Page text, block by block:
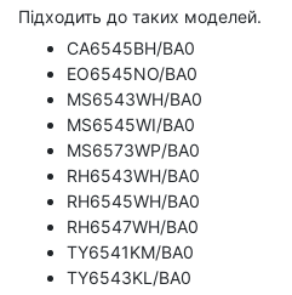
Підходить до таких моделей.
CA6545BH/BA0
EO6545NO/BA0
MS6543WH/BA0
MS6545WI/BA0
MS6573WP/BA0
RH6543WH/BA0
RH6545WH/BA0
RH6547WH/BA0
TY6541KM/BA0
TY6543KL/BA0